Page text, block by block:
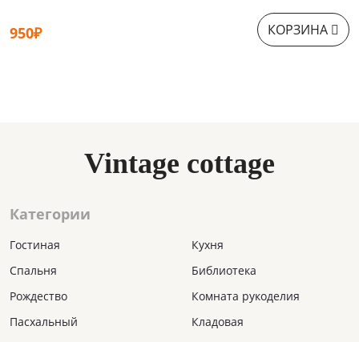
950₽ КОРЗИНА
Vintage cottage
Категории
Гостиная
Спальня
Рождество
Пасхальный
Кухня
Библиотека
Комната рукоделия
Кладовая